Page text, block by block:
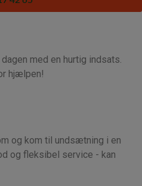
med en hurtig indsats.
hjælpen!
og kom til undsætning i en
og fleksibel service - kan